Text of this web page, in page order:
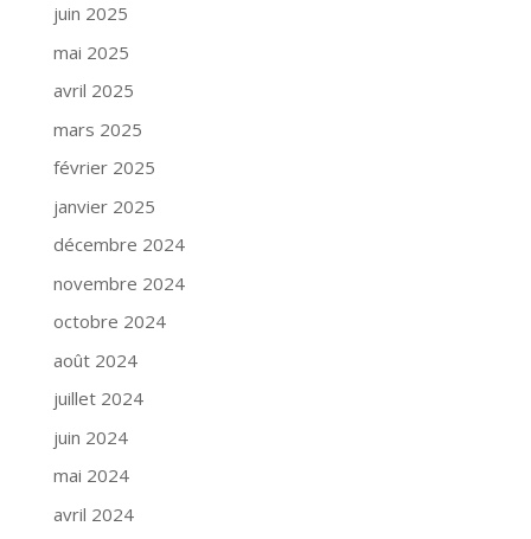
juin 2025
mai 2025
avril 2025
mars 2025
février 2025
janvier 2025
décembre 2024
novembre 2024
octobre 2024
août 2024
juillet 2024
juin 2024
mai 2024
avril 2024